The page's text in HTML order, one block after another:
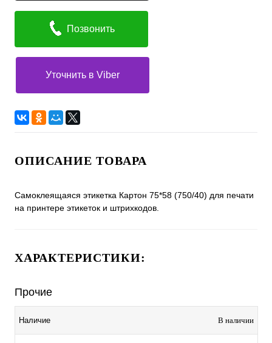
Позвонить
Уточнить в Viber
ОПИСАНИЕ ТОВАРА
Самоклеящаяся этикетка Картон 75*58 (750/40) для печати
на принтере этикеток и штрихкодов.
ХАРАКТЕРИСТИКИ:
Прочие
Наличие В наличии